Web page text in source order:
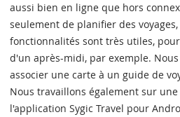
aussi bien en ligne que hors
seulement de planifier des
fonctionnalités sont très utiles,
d'un après-midi, par exemple.
associer une carte à un guide de
Nous travaillons également sur
l'application Sygic Travel pour